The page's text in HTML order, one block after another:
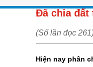
Đã chia đất
(Số lần đọc
Hiện nay phân